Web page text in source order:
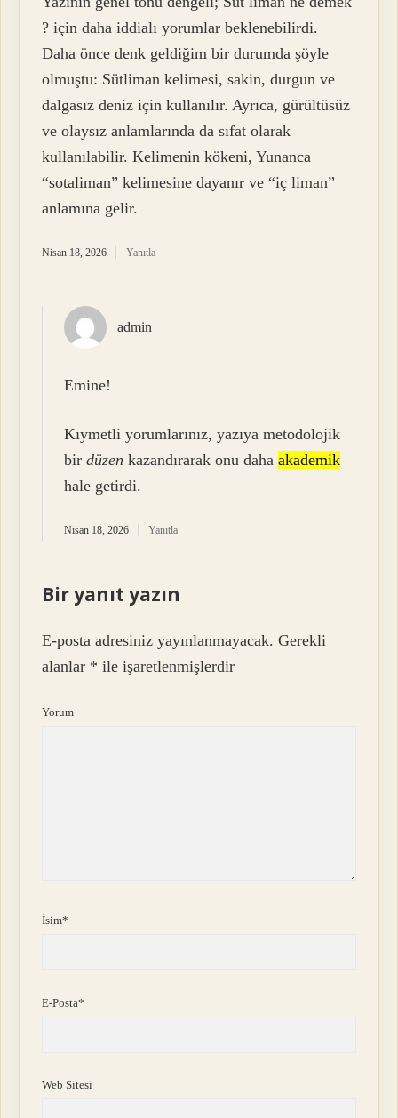
? için daha iddialı yorumlar beklenebilirdi.
Daha önce denk geldiğim bir durumda şöyle
olmuştu: Sütliman kelimesi, sakin, durgun ve
dalgasız deniz için kullanılır. Ayrıca, gürültüsüz
ve olaysız anlamlarında da sıfat olarak
kullanılabilir. Kelimenin kökeni, Yunanca
“sotaliman” kelimesine dayanır ve “iç liman”
anlamına gelir.
Nisan 18, 2026 Yanıtla
admin
Emine!
Kıymetli yorumlarınız, yazıya metodolojik
birdüzen kazandırarak onu dahaakademik
hale getirdi.
Nisan 18, 2026 Yanıtla
Bir yanıt yazın
E-posta adresiniz yayınlanmayacak. Gerekli
alanlar * ile işaretlenmişlerdir
Yorum
İsim*
E-Posta*
Web Sitesi